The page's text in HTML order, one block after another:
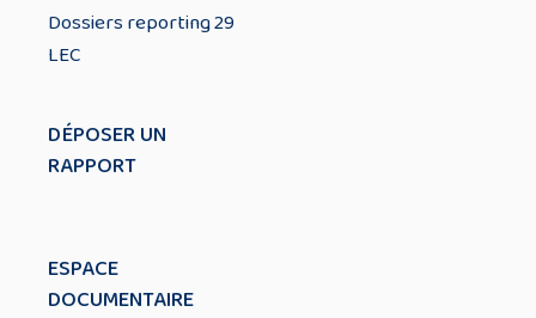
Dossiers reporting 29
LEC
DÉPOSER UN
RAPPORT
ESPACE
DOCUMENTAIRE